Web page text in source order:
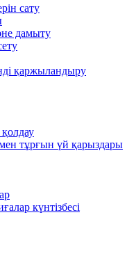
сату
дамыту
қаржыландыру
тұрғын үй қарыздары
күнтізбесі